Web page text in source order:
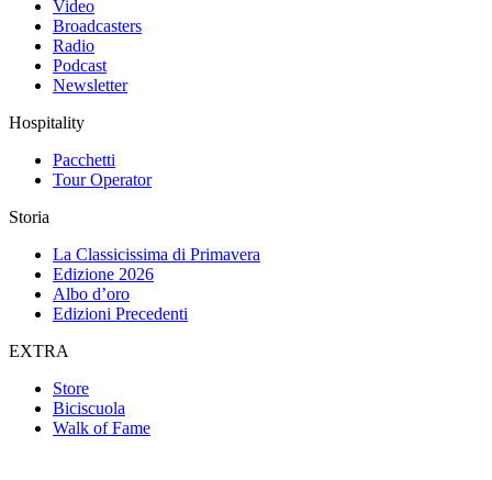
Video
Broadcasters
Radio
Podcast
Newsletter
Hospitality
Pacchetti
Tour Operator
Storia
La Classicissima di Primavera
Edizione 2026
Albo d’oro
Edizioni Precedenti
EXTRA
Store
Biciscuola
Walk of Fame